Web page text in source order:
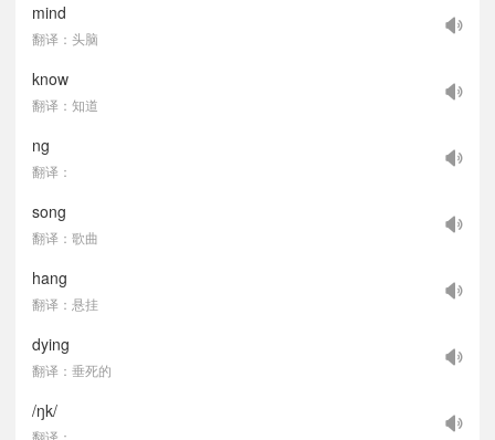
mind
翻译：头脑
know
翻译：知道
ng
翻译：
song
翻译：歌曲
hang
翻译：悬挂
dying
翻译：垂死的
/ŋk/
翻译：